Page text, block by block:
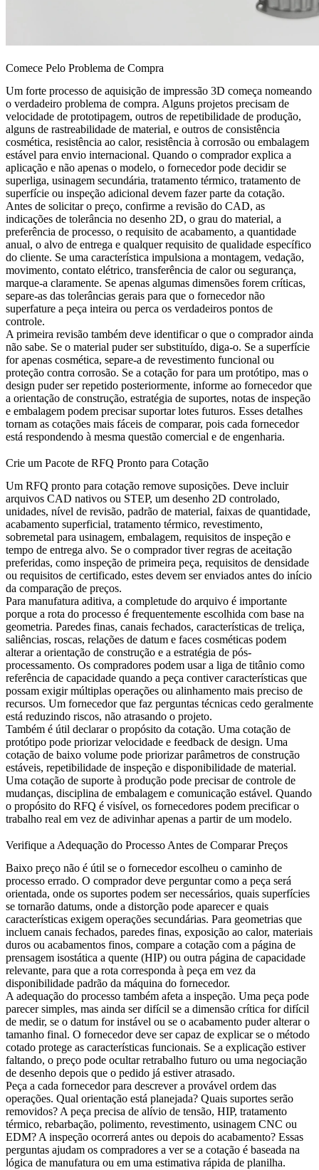
Comece Pelo Problema de Compra
Um forte processo de aquisição de impressão 3D começa nomeando
o verdadeiro problema de compra. Alguns projetos precisam de
velocidade de prototipagem, outros de repetibilidade de produção,
alguns de rastreabilidade de material, e outros de consistência
cosmética, resistência ao calor, resistência à corrosão ou embalagem
estável para envio internacional. Quando o comprador explica a
aplicação e não apenas o modelo, o fornecedor pode decidir se
superliga, usinagem secundária, tratamento térmico, tratamento de
superfície ou inspeção adicional devem fazer parte da cotação.
Antes de solicitar o preço, confirme a revisão do CAD, as
indicações de tolerância no desenho 2D, o grau do material, a
preferência de processo, o requisito de acabamento, a quantidade
anual, o alvo de entrega e qualquer requisito de qualidade específico
do cliente. Se uma característica impulsiona a montagem, vedação,
movimento, contato elétrico, transferência de calor ou segurança,
marque-a claramente. Se apenas algumas dimensões forem críticas,
separe-as das tolerâncias gerais para que o fornecedor não
superfature a peça inteira ou perca os verdadeiros pontos de
controle.
A primeira revisão também deve identificar o que o comprador ainda
não sabe. Se o material puder ser substituído, diga-o. Se a superfície
for apenas cosmética, separe-a de revestimento funcional ou
proteção contra corrosão. Se a cotação for para um protótipo, mas o
design puder ser repetido posteriormente, informe ao fornecedor que
a orientação de construção, estratégia de suportes, notas de inspeção
e embalagem podem precisar suportar lotes futuros. Esses detalhes
tornam as cotações mais fáceis de comparar, pois cada fornecedor
está respondendo à mesma questão comercial e de engenharia.
Crie um Pacote de RFQ Pronto para Cotação
Um RFQ pronto para cotação remove suposições. Deve incluir
arquivos CAD nativos ou STEP, um desenho 2D controlado,
unidades, nível de revisão, padrão de material, faixas de quantidade,
acabamento superficial, tratamento térmico, revestimento,
sobremetal para usinagem, embalagem, requisitos de inspeção e
tempo de entrega alvo. Se o comprador tiver regras de aceitação
preferidas, como inspeção de primeira peça, requisitos de densidade
ou requisitos de certificado, estes devem ser enviados antes do início
da comparação de preços.
Para manufatura aditiva, a completude do arquivo é importante
porque a rota do processo é frequentemente escolhida com base na
geometria. Paredes finas, canais fechados, características de treliça,
saliências, roscas, relações de datum e faces cosméticas podem
alterar a orientação de construção e a estratégia de pós-
processamento. Os compradores podem usar a liga de titânio como
referência de capacidade quando a peça contiver características que
possam exigir múltiplas operações ou alinhamento mais preciso de
recursos. Um fornecedor que faz perguntas técnicas cedo geralmente
está reduzindo riscos, não atrasando o projeto.
Também é útil declarar o propósito da cotação. Uma cotação de
protótipo pode priorizar velocidade e feedback de design. Uma
cotação de baixo volume pode priorizar parâmetros de construção
estáveis, repetibilidade de inspeção e disponibilidade de material.
Uma cotação de suporte à produção pode precisar de controle de
mudanças, disciplina de embalagem e comunicação estável. Quando
o propósito do RFQ é visível, os fornecedores podem precificar o
trabalho real em vez de adivinhar apenas a partir de um modelo.
Verifique a Adequação do Processo Antes de Comparar Preços
Baixo preço não é útil se o fornecedor escolheu o caminho de
processo errado. O comprador deve perguntar como a peça será
orientada, onde os suportes podem ser necessários, quais superfícies
se tornarão datums, onde a distorção pode aparecer e quais
características exigem operações secundárias. Para geometrias que
incluem canais fechados, paredes finas, exposição ao calor, materiais
duros ou acabamentos finos, compare a cotação com a página de
prensagem isostática a quente (HIP) ou outra página de capacidade
relevante, para que a rota corresponda à peça em vez da
disponibilidade padrão da máquina do fornecedor.
A adequação do processo também afeta a inspeção. Uma peça pode
parecer simples, mas ainda ser difícil se a dimensão crítica for difícil
de medir, se o datum for instável ou se o acabamento puder alterar o
tamanho final. O fornecedor deve ser capaz de explicar se o método
cotado protege as características funcionais. Se a explicação estiver
faltando, o preço pode ocultar retrabalho futuro ou uma negociação
de desenho depois que o pedido já estiver atrasado.
Peça a cada fornecedor para descrever a provável ordem das
operações. Qual orientação está planejada? Quais suportes serão
removidos? A peça precisa de alívio de tensão, HIP, tratamento
térmico, rebarbação, polimento, revestimento, usinagem CNC ou
EDM? A inspeção ocorrerá antes ou depois do acabamento? Essas
perguntas ajudam os compradores a ver se a cotação é baseada na
lógica de manufatura ou em uma estimativa rápida de planilha.